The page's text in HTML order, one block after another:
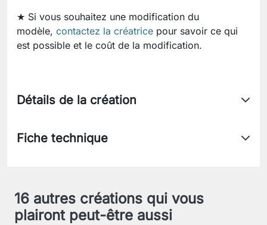
★ Si vous souhaitez une modification du
modèle, contactez la créatrice pour savoir ce qui
est possible et le coût de la modification.
Détails de la création
Fiche technique
16 autres créations qui vous
plairont peut-être aussi